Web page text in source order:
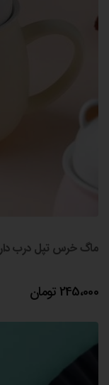
ماگ خرس تپل درب دار
245،000 تومان